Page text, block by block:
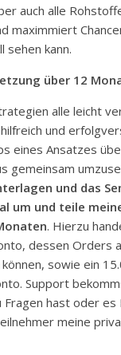
auch alle
maximmiert
sehen kann.
über 12
alle leicht
und
eines Ansatzes
gemeinsam
und das
um und teile
. Hierzu
dessen Orders
sowie ein
Support
Fragen hast oder
meine